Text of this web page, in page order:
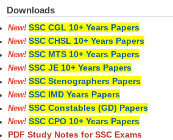
Downloads
New! SSC CGL 10+ Years Papers
New! SSC CHSL 10+ Years Papers
New! SSC MTS 10+ Years Papers
New! SSC JE 10+ Years Papers
New! SSC Stenographers Papers
New! SSC IMD Years Papers
New! SSC Constables (GD) Papers
New! SSC CPO 10+ Years Papers
PDF Study Notes for SSC Exams